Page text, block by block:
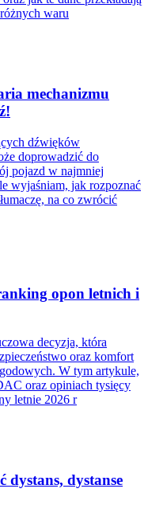
waru
mechanizmu
dźwięków
doprowadzić do
pojazd w najmniej
wyjaśniam, jak rozpoznać
na co zwrócić
opon letnich i
decyzja, która
oraz komfort
W tym artykule,
oraz opiniach tysięcy
letnie 2026 r
dystans, dystanse